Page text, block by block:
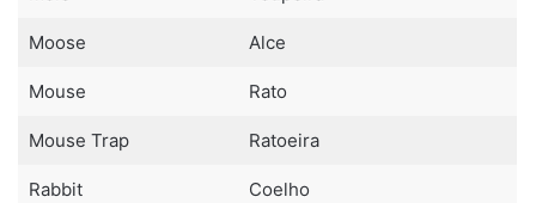
Moose Alce
Mouse Rato
Mouse Trap Ratoeira
Rabbit Coelho